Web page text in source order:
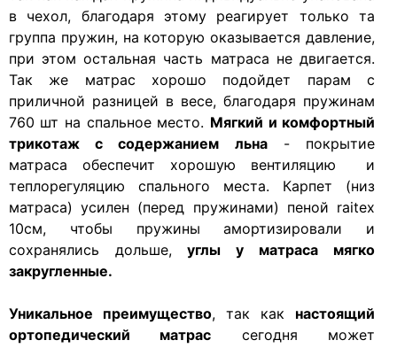
в чехол, благодаря этому реагирует только та
группа пружин, на которую оказывается давление,
при этом остальная часть матраса не двигается.
Так же матрас хорошо подойдет парам с
приличной разницей в весе, благодаря пружинам
760 шт на спальное место. Мягкий и комфортный
трикотаж с содержанием льна- покрытие
матраса обеспечит хорошую вентиляцию и
теплорегуляцию спального места. Карпет (низ
матраса) усилен (перед пружинами) пеной raitex
10см, чтобы пружины амортизировали и
сохранялись дольше,углы у матраса мягко
закругленные.
Уникальное преимущество, так как настоящий
ортопедический матрас сегодня может